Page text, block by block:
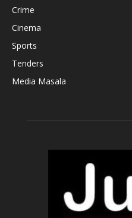
Crime
Cinema
Sports
Tenders
Media Masala